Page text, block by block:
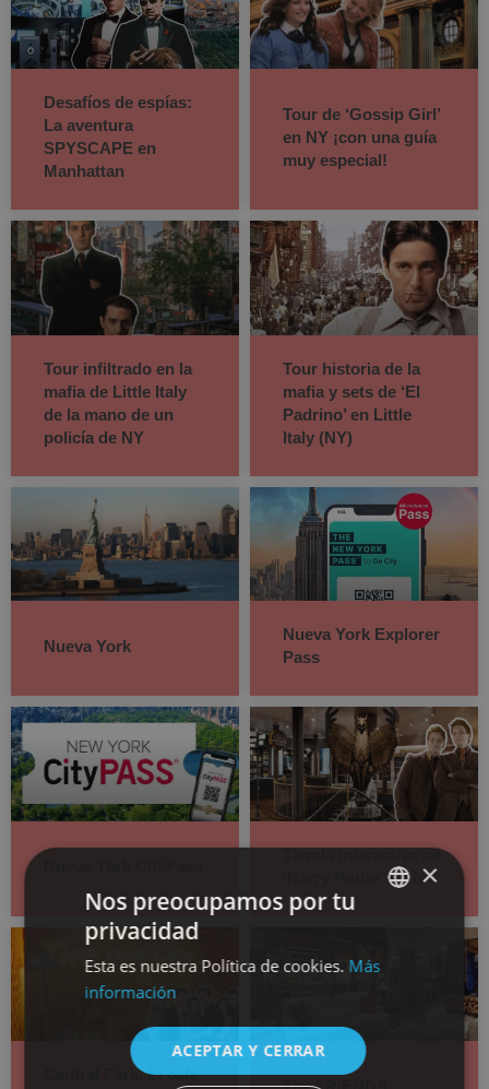
Desafíos de espías:
La aventura
SPYSCAPE en
Manhattan
Tour de ‘Gossip Girl’
en NY ¡con una guía
muy especial!
Tour infiltrado en la
mafia de Little Italy
de la mano de un
policía de NY
Tour historia de la
mafia y sets de ‘El
Padrino’ en Little
Italy (NY)
Nueva York
Nueva York Explorer
Pass
Tienda interactiva de
‘Harry Potter’ en NY
Central Perk. El café
ENGLISH
×
Nos preocupamos por tu
privacidad
Esta es nuestra Política de cookies. Más
información
ACEPTAR Y CERRAR